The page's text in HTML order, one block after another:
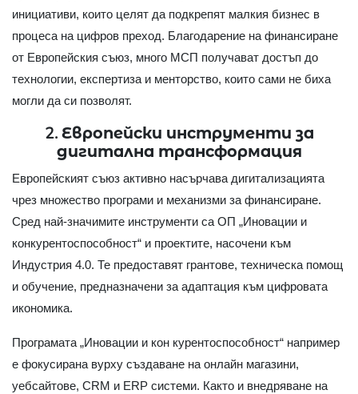
инициативи, които целят да подкрепят малкия бизнес в
процеса на цифров преход. Благодарение на финансиране
от Европейския съюз, много МСП получават достъп до
технологии, експертиза и менторство, които сами не биха
могли да си позволят.
2. Европейски инструменти за
дигитална трансформация
Европейският съюз активно насърчава дигитализацията
чрез множество програми и механизми за финансиране.
Сред най-значимите инструменти са ОП „Иновации и
конкурентоспособност“ и проектите, насочени към
Индустрия 4.0. Те предоставят грантове, техническа помощ
и обучение, предназначени за адаптация към цифровата
икономика.
Програмата „Иновации и кон курентоспособност“ например
е фокусирана вурху създаване на онлайн магазини,
уебсайтове, CRM и ERP системи. Както и внедряване на